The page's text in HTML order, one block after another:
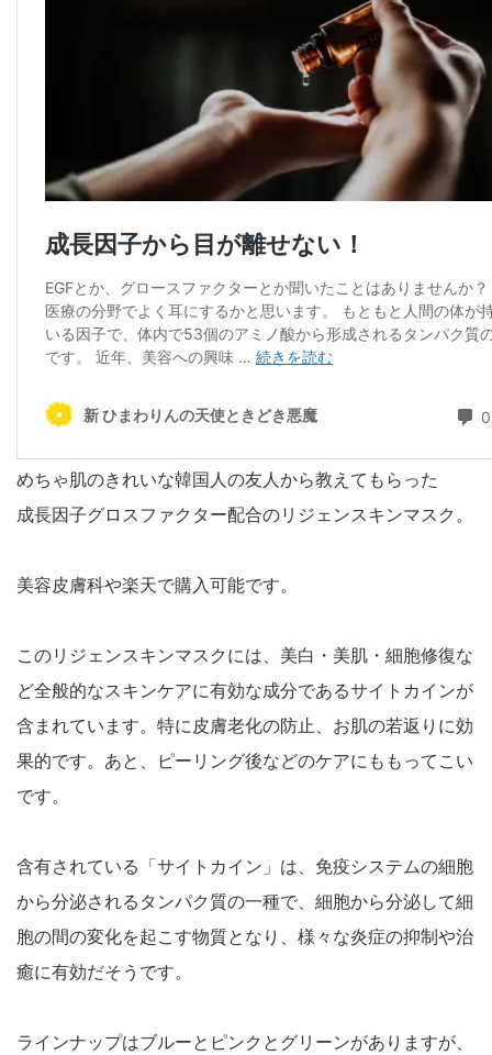
めちゃ肌のきれいな韓国人の友人から教えてもらった
成長因子グロスファクター配合のリジェンスキンマスク。
美容皮膚科や楽天で購入可能です。
このリジェンスキンマスクには、美白・美肌・細胞修復な
ど全般的なスキンケアに有効な成分であるサイトカインが
含まれています。特に皮膚老化の防止、お肌の若返りに効
果的です。あと、ピーリング後などのケアにももってこい
です。
含有されている「サイトカイン」は、免疫システムの細胞
から分泌されるタンパク質の一種で、細胞から分泌して細
胞の間の変化を起こす物質となり、様々な炎症の抑制や治
癒に有効だそうです。
ラインナップはブルーとピンクとグリーンがありますが、